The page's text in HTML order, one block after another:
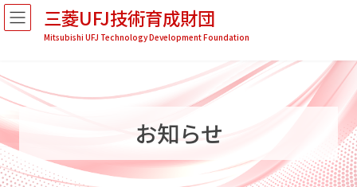
コ
ン
ツ
キ
ッ
プ
ナ
ビ
シ
に
移
動
三菱UFJ技術育成財団
Mitsubishi UFJ Technology Development Foundation
お知らせ